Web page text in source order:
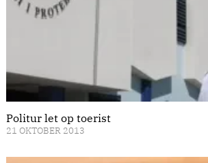
Politur let op toerist
21 OKTOBER 2013